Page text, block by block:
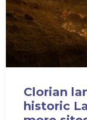
Clorian
historic